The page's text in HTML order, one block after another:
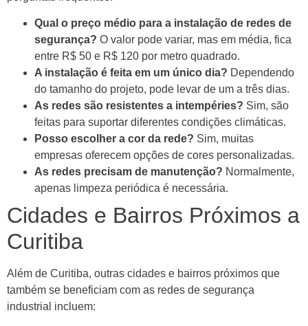
Qual o preço médio para a instalação de redes de
segurança? O valor pode variar, mas em média, fica
entre R$ 50 e R$ 120 por metro quadrado.
A instalação é feita em um único dia? Dependendo
do tamanho do projeto, pode levar de um a três dias.
As redes são resistentes a intempéries? Sim, são
feitas para suportar diferentes condições climáticas.
Posso escolher a cor da rede? Sim, muitas
empresas oferecem opções de cores personalizadas.
As redes precisam de manutenção? Normalmente,
apenas limpeza periódica é necessária.
Cidades e Bairros Próximos a
Curitiba
Além de Curitiba, outras cidades e bairros próximos que
também se beneficiam com as redes de segurança
industrial incluem: